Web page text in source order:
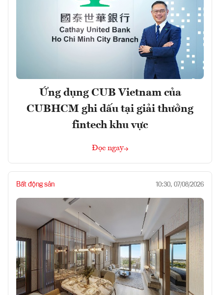
Ứng dụng CUB Vietnam của
CUBHCM ghi dấu tại giải thưởng
fintech khu vực
Đọc ngay
Bất động sản 10:30, 07/08/2026